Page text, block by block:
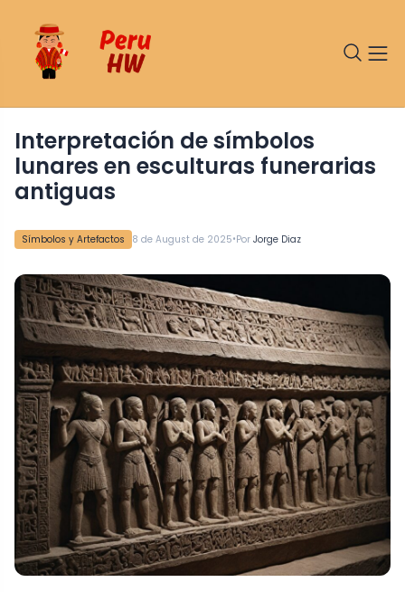
Símbolos y Artefactos 8 de August de 2025•Por Jorge Diaz
Interpretación de símbolos
lunares en esculturas funerarias
antiguas